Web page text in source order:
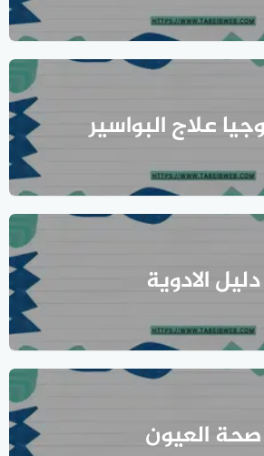
علاج البواسير
دليل الادوية
صحة العيون